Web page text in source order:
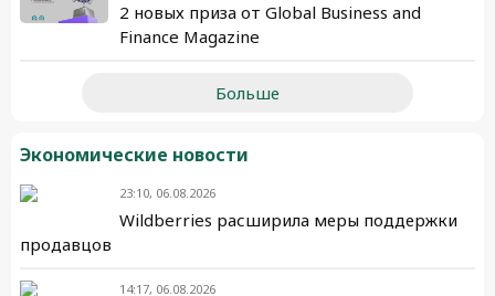
2 новых приза от Global Business and
Finance Magazine
Больше
Экономические новости
23:10, 06.08.2026
Wildberries расширила меры поддержки
продавцов
14:17, 06.08.2026